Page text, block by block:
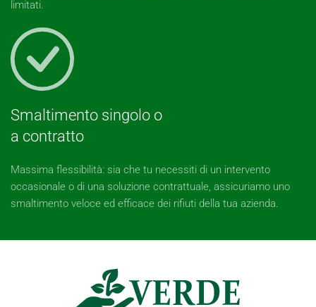
limitati.
Smaltimento singolo o
a contratto
Massima flessibilità: sia che tu necessiti di un intervento
occasionale o di una soluzione contrattuale, assicuriamo uno
smaltimento veloce ed efficace dei rifiuti della tua azienda.